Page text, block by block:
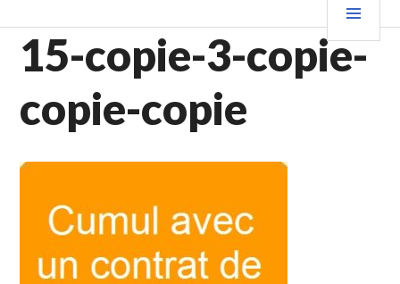
au
contenu
principal
15-copie-3-copie-
copie-copie